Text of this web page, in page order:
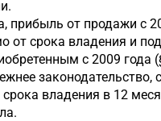
прибыль от продажи с
срока владения и
с 2009 года
законодательство,
владения в 12